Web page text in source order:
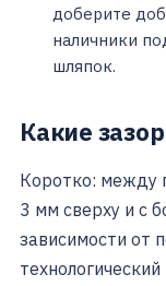
доберите
наличники
шляпок.
Какие
Коротко: между
3 мм сверху и с
зависимости от